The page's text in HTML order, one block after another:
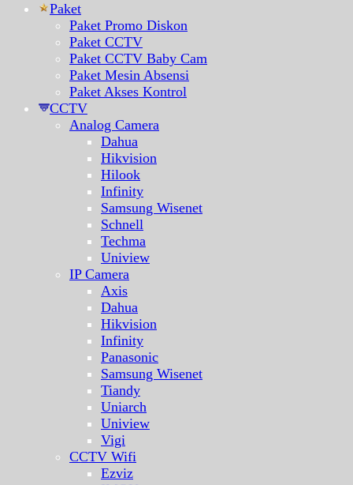
Paket
Paket Promo Diskon
Paket CCTV
Paket CCTV Baby Cam
Paket Mesin Absensi
Paket Akses Kontrol
CCTV
Analog Camera
Dahua
Hikvision
Hilook
Infinity
Samsung Wisenet
Schnell
Techma
Uniview
IP Camera
Axis
Dahua
Hikvision
Infinity
Panasonic
Samsung Wisenet
Tiandy
Uniarch
Uniview
Vigi
CCTV Wifi
Ezviz